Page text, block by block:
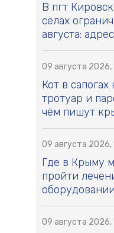
В пгт
сёлах
августа:
09 августа 2026,
Кот в
тротуар и
чём пишут
09 августа 2026,
Где в Крыму
пройти
оборудовании
09 августа 2026,